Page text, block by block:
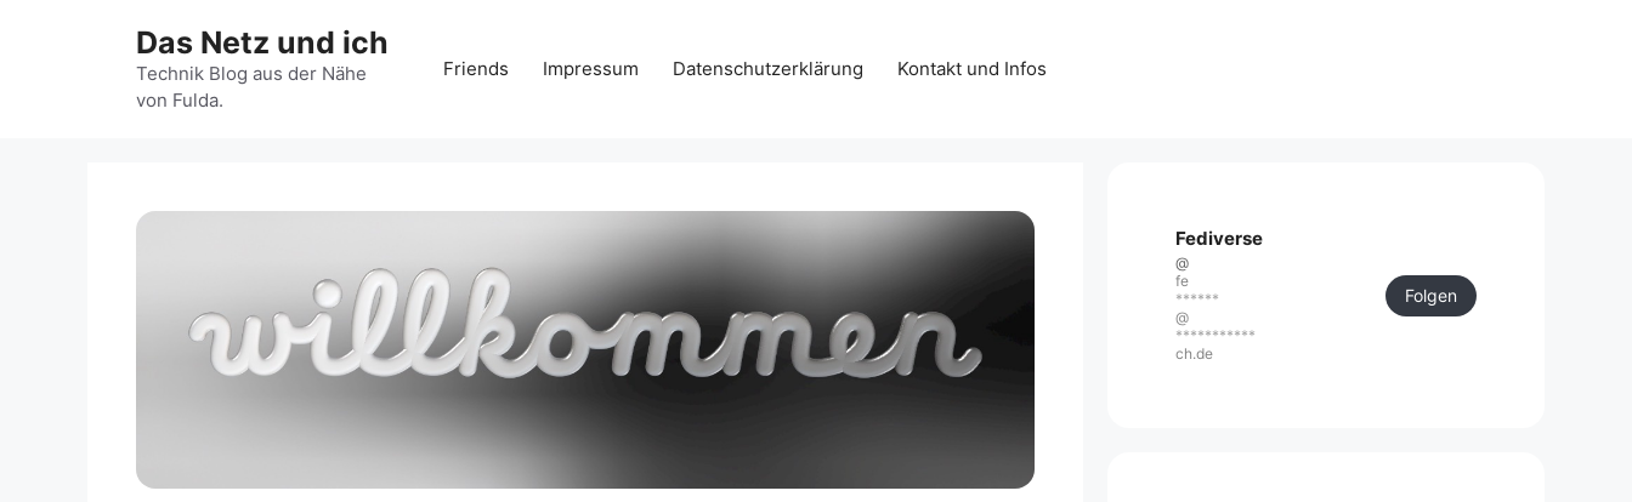
Das Netz und ich
Technik Blog aus der Nähe
von Fulda.
Friends Impressum Datenschutzerklärung Kontakt und Infos
Fediverse
@
fe
******
@
***********
ch.de
Folgen